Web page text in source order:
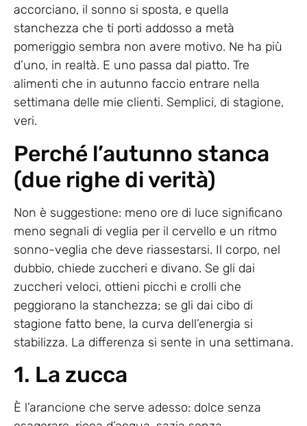
accorciano, il sonno si sposta, e quella
stanchezza che ti porti addosso a metà
pomeriggio sembra non avere motivo. Ne ha più
d’uno, in realtà. E uno passa dal piatto. Tre
alimenti che in autunno faccio entrare nella
settimana delle mie clienti. Semplici, di stagione,
veri.
Perché l’autunno stanca
(due righe di verità)
Non è suggestione: meno ore di luce significano
meno segnali di veglia per il cervello e un ritmo
sonno-veglia che deve riassestarsi. Il corpo, nel
dubbio, chiede zuccheri e divano. Se gli dai
zuccheri veloci, ottieni picchi e crolli che
peggiorano la stanchezza; se gli dai cibo di
stagione fatto bene, la curva dell’energia si
stabilizza. La differenza si sente in una settimana.
1. La zucca
È l’arancione che serve adesso: dolce senza